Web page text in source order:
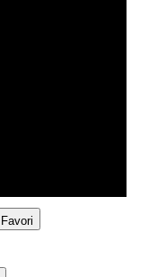
Favori